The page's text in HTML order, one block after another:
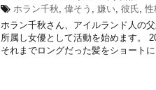
ホラン千秋 偉そう 嫌い 彼氏 性
ホラン千秋さん、アイルランド人の
所属し女優として活動を始めます。
それまでロングだった髪をショート